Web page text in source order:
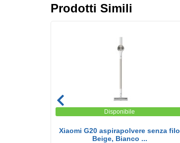
Prodotti Simili
Disponibile
Xiaomi G20 aspirapolvere senza filo
Beige, Bianco ...